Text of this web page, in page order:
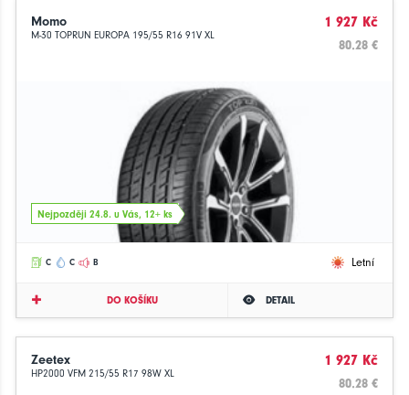
Momo
M-30 TOPRUN EUROPA 195/55 R16 91V XL
1 927 Kč
80.28 €
Nejpozději 24.8. u Vás, 12+ ks
C C B Letní
DO KOŠÍKU DETAIL
Zeetex
HP2000 VFM 215/55 R17 98W XL
1 927 Kč
80.28 €